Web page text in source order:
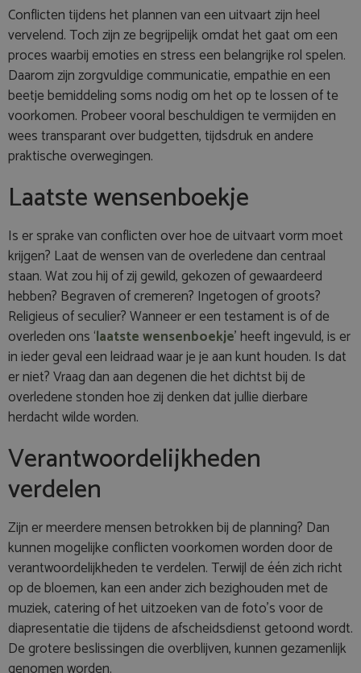
Conflicten tijdens het plannen van een uitvaart zijn heel
vervelend. Toch zijn ze begrijpelijk omdat het gaat om een
proces waarbij emoties en stress een belangrijke rol spelen.
Daarom zijn zorgvuldige communicatie, empathie en een
beetje bemiddeling soms nodig om het op te lossen of te
voorkomen. Probeer vooral beschuldigen te vermijden en
wees transparant over budgetten, tijdsdruk en andere
praktische overwegingen.
Laatste wensenboekje
Is er sprake van conflicten over hoe de uitvaart vorm moet
krijgen? Laat de wensen van de overledene dan centraal
staan. Wat zou hij of zij gewild, gekozen of gewaardeerd
hebben? Begraven of cremeren? Ingetogen of groots?
Religieus of seculier? Wanneer er een testament is of de
overleden ons ‘laatste wensenboekje’ heeft ingevuld, is er
in ieder geval een leidraad waar je je aan kunt houden. Is dat
er niet? Vraag dan aan degenen die het dichtst bij de
overledene stonden hoe zij denken dat jullie dierbare
herdacht wilde worden.
Verantwoordelijkheden
verdelen
Zijn er meerdere mensen betrokken bij de planning? Dan
kunnen mogelijke conflicten voorkomen worden door de
verantwoordelijkheden te verdelen. Terwijl de één zich richt
op de bloemen, kan een ander zich bezighouden met de
muziek, catering of het uitzoeken van de foto’s voor de
diapresentatie die tijdens de afscheidsdienst getoond wordt.
De grotere beslissingen die overblijven, kunnen gezamenlijk